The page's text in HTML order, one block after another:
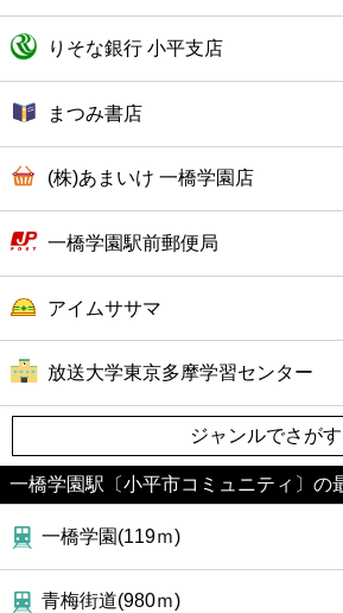
銀行
公共
ホテル
りそな銀行 小平支店
まつみ書店
(株)あまいけ 一橋学園店
一橋学園駅前郵便局
アイムササマ
放送大学東京多摩学習センター
ジャンルでさがす
一橋学園駅〔小平市コミュニティ〕の
一橋学園(119ｍ)
青梅街道(980ｍ)